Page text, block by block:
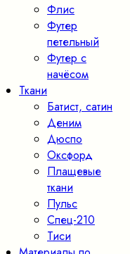
Флис
Футер
петельный
Футер с
начёсом
Ткани
Батист, сатин
Деним
Дюспо
Оксфорд
Плащевые
ткани
Пульс
Спец-210
Тиси